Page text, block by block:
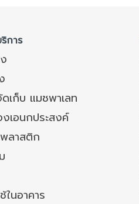
การ
เก็บ แมชพาเลท
เอนกประสงค์
ลาสติก
นอาคาร